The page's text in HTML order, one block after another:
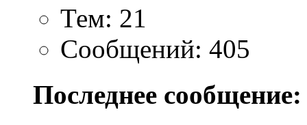
Тем: 21
Сообщений: 405
Последнее сообщение: